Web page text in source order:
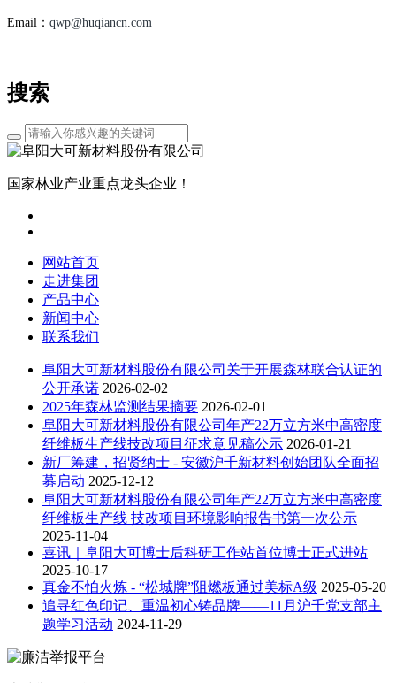
Email： qwp@huqiancn.com
搜索
国家林业产业重点龙头企业！
网站首页
走进集团
产品中心
新闻中心
联系我们
阜阳大可新材料股份有限公司关于开展森林联合认证的
公开承诺 2026-02-02
2025年森林监测结果摘要 2026-02-01
阜阳大可新材料股份有限公司年产22万立方米中高密度
纤维板生产线技改项目征求意见稿公示 2026-01-21
新厂筹建，招贤纳士 - 安徽沪千新材料创始团队全面招
募启动 2025-12-12
阜阳大可新材料股份有限公司年产22万立方米中高密度
纤维板生产线 技改项目环境影响报告书第一次公示
2025-11-04
喜讯｜阜阳大可博士后科研工作站首位博士正式进站
2025-10-17
真金不怕火炼 - “松城牌”阻燃板通过美标A级 2025-05-20
追寻红色印记、重温初心铸品牌——11月沪千党支部主
题学习活动 2024-11-29